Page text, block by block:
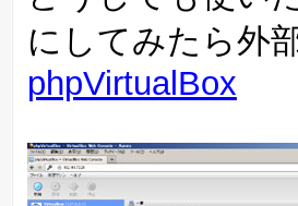
にしてみたら外
phpVirtualBox